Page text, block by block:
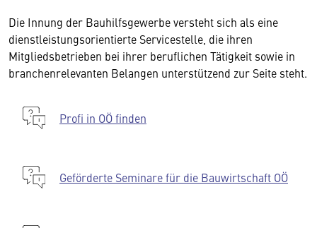
Die Innung der Bauhilfsgewerbe versteht sich als eine
dienstleistungsorientierte Servicestelle, die ihren
Mitgliedsbetrieben bei ihrer beruflichen Tätigkeit sowie in
branchenrelevanten Belangen unterstützend zur Seite steht.
Profi in OÖ finden
Geförderte Seminare für die Bauwirtschaft OÖ